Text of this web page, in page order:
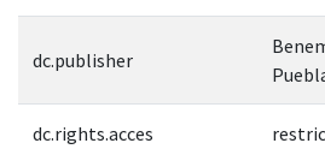
dc.publisher
dc.rights.acces